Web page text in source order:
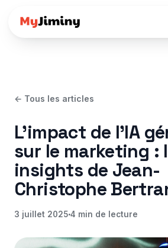
← Tous les articles
L'impact de l'IA
sur le marketing :
insights de Jean-
Christophe
3 juillet 2025 4 min de lecture